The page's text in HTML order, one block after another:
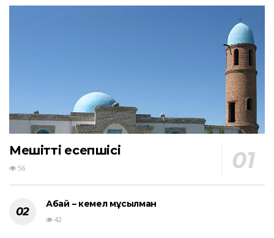
Мешіттің есепшісі
56
Абай – кемел мұсылман
42